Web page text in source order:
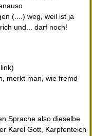
(....) weg, weil ist ja
und... darf noch!
merkt man, wie fremd
Sprache also dieselbe
Karel Gott, Karpfenteich